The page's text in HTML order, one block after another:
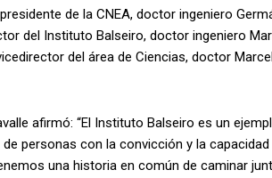
de la CNEA, doctor ingeniero
del Instituto Balseiro, doctor ingeniero
del área de Ciencias, doctor
afirmó: “El Instituto Balseiro es un
personas con la convicción y la
una historia en común de caminar